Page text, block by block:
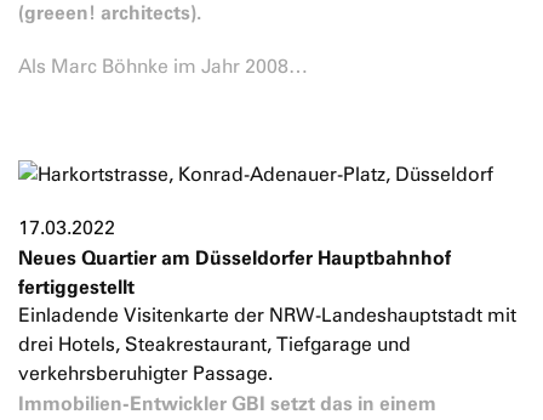
(greeen! architects).
Als Marc Böhnke im Jahr 2008…
17.03.2022
Neues Quartier am Düsseldorfer Hauptbahnhof
fertiggestellt
Einladende Visitenkarte der NRW-Landeshauptstadt mit
drei Hotels, Steakrestaurant, Tiefgarage und
verkehrsberuhigter Passage.
Immobilien-Entwickler GBI setzt das in einem